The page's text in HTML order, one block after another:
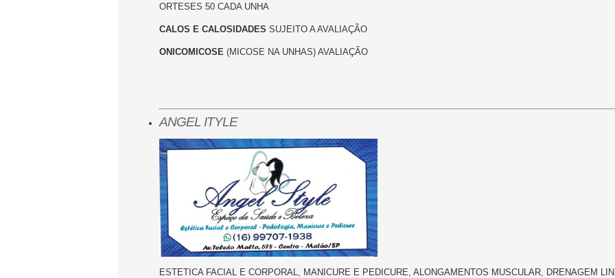
ORTESES 50 CADA UNHA
CALOS E CALOSIDADES SUJEITO A AVALIAÇÃO
ONICOMICOSE (MICOSE NA UNHAS) AVALIAÇÃO
ANGEL ITYLE
ESTETICA FACIAL E CORPORAL, MANICURE E PEDICURE, ALONGAMENTOS MUSCULAR, DRENAGEM